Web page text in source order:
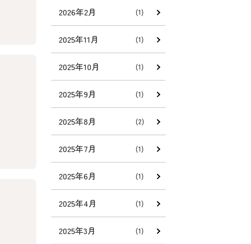
2026年2月 (1)
2025年11月 (1)
2025年10月 (1)
2025年9月 (1)
2025年8月 (2)
2025年7月 (1)
2025年6月 (1)
2025年4月 (1)
2025年3月 (1)